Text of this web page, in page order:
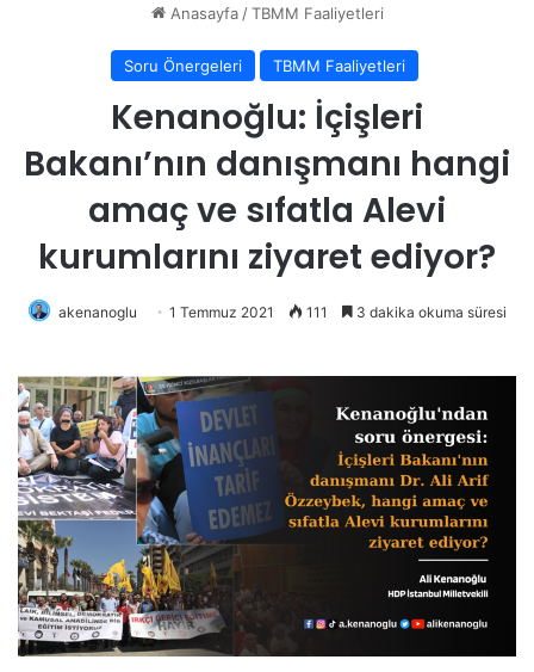
Anasayfa / TBMM Faaliyetleri
Soru Önergeleri TBMM Faaliyetleri
Kenanoğlu: İçişleri
Bakanı’nın danışmanı hangi
amaç ve sıfatla Alevi
kurumlarını ziyaret ediyor?
akenanoglu 1 Temmuz 2021 111 3 dakika okuma süresi